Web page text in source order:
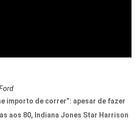
importo de correr”: apesar de fazer
aos 80, Indiana Jones Star Harrison